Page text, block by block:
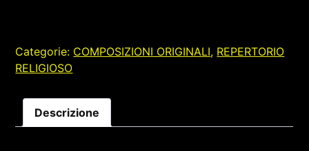
Categorie: COMPOSIZIONI ORIGINALI, REPERTORIO
RELIGIOSO
Descrizione